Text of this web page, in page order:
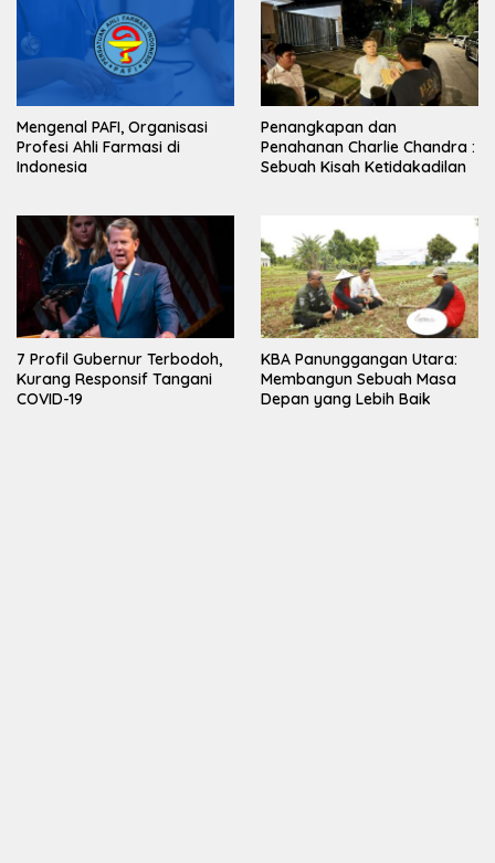
Mengenal PAFI, Organisasi
Profesi Ahli Farmasi di
Indonesia
Penangkapan dan
Penahanan Charlie Chandra :
Sebuah Kisah Ketidakadilan
7 Profil Gubernur Terbodoh,
Kurang Responsif Tangani
COVID-19
KBA Panunggangan Utara:
Membangun Sebuah Masa
Depan yang Lebih Baik